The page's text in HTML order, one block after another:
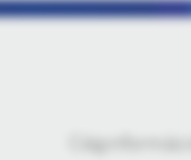
Céginformáció